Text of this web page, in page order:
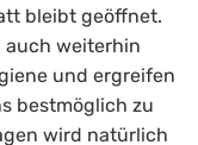
bleibt geöffnet.
auch weiterhin
und ergreifen
bestmöglich zu
wird natürlich